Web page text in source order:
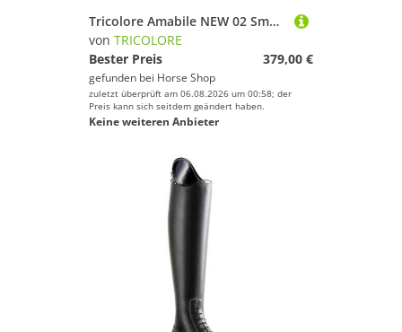
Tricolore Amabile NEW 02 Smooth Glattleder Reitstiefel by DeNiro
von TRICOLORE
Bester Preis
379,00 €
gefunden bei Horse Shop
zuletzt überprüft am 06.08.2026 um 00:58; der
Preis kann sich seitdem geändert haben.
Keine weiteren Anbieter